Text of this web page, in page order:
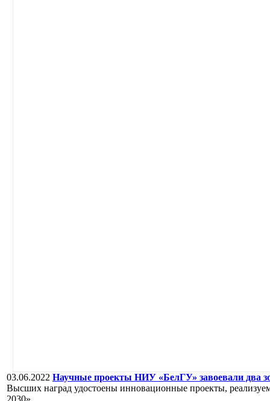
03.06.2022 Научные проекты НИУ «БелГУ» завоевали два
Высших наград удостоены инновационные проекты,
2030».